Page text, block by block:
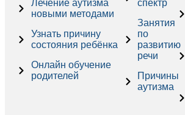
Лечение аутизма
новыми методами
Узнать причину
состояния ребёнка
Онлайн обучение
родителей
спектр
Занятия
по
развитию
речи
Причины
аутизма